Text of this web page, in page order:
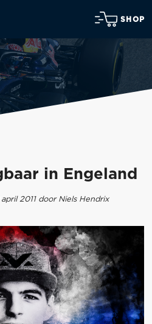
SHOP
in Engeland
2011 door Niels Hendrix